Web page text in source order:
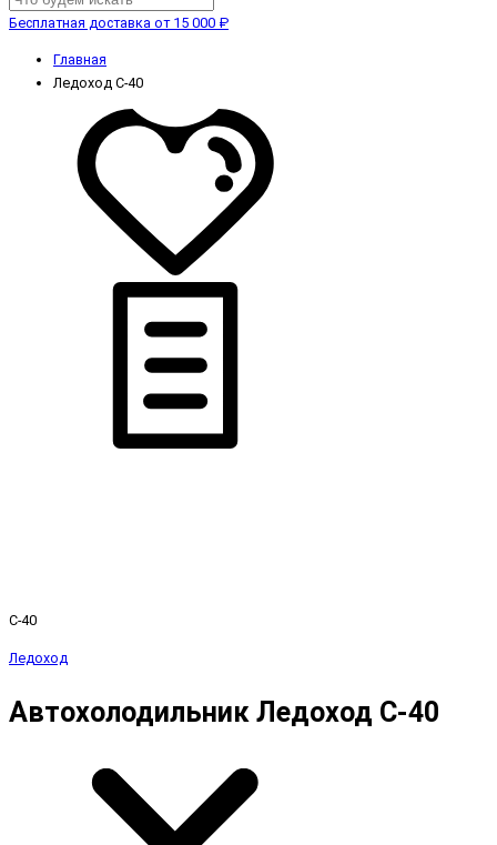
Бесплатная доставка от 15 000 ₽
Главная
Ледоход С-40
С-40
Ледоход
Автохолодильник Ледоход С-40